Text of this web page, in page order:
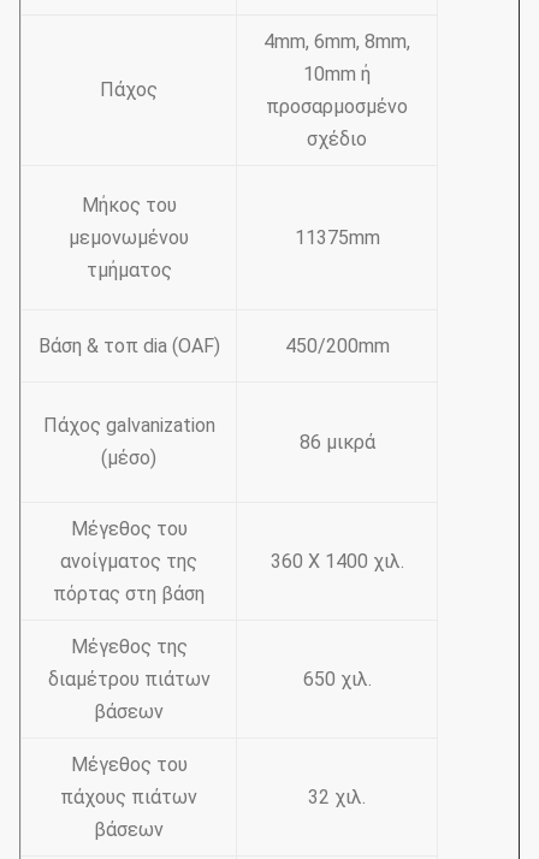
Πάχος
4mm, 6mm, 8mm,
10mm ή
προσαρμοσμένο
σχέδιο
Μήκος του
μεμονωμένου
τμήματος
11375mm
Βάση & τοπ dia (OAF) 450/200mm
Πάχος galvanization
(μέσο)
86 μικρά
Μέγεθος του
ανοίγματος της
πόρτας στη βάση
360 X 1400 χιλ.
Μέγεθος της
διαμέτρου πιάτων
βάσεων
650 χιλ.
Μέγεθος του
πάχους πιάτων
βάσεων
32 χιλ.